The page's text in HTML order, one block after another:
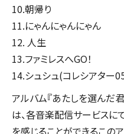
10.朝帰り
11.にゃんにゃんにゃん
12. 人生
13.ファミレスへGO！
14.シュシュ(コレシアター05
アルバム『あたしを選んだ
は、各音楽配信サービスに
を感じることができるこの